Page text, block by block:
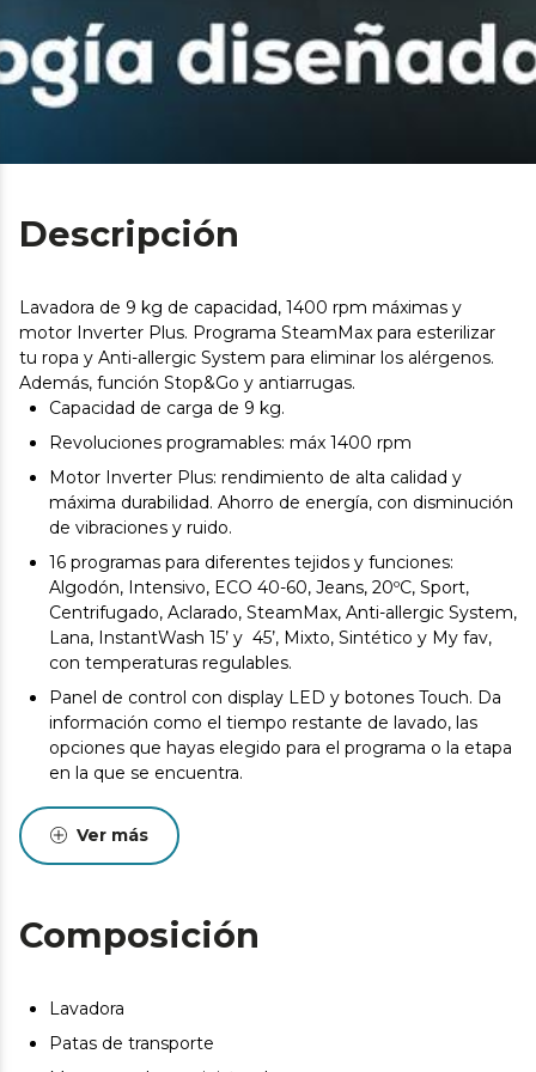
Descripción
Lavadora de 9 kg de capacidad, 1400 rpm máximas y
motor Inverter Plus. Programa SteamMax para esterilizar
tu ropa y Anti-allergic System para eliminar los alérgenos.
Además, función Stop&Go y antiarrugas.
Capacidad de carga de 9 kg.
Revoluciones programables: máx 1400 rpm
Motor Inverter Plus: rendimiento de alta calidad y
máxima durabilidad. Ahorro de energía, con disminución
de vibraciones y ruido.
16 programas para diferentes tejidos y funciones:
Algodón, Intensivo, ECO 40-60, Jeans, 20ºC, Sport,
Centrifugado, Aclarado, SteamMax, Anti-allergic System,
Lana, InstantWash 15’ y 45’, Mixto, Sintético y My fav,
con temperaturas regulables.
Panel de control con display LED y botones Touch. Da
información como el tiempo restante de lavado, las
opciones que hayas elegido para el programa o la etapa
en la que se encuentra.
Función Stop&Go: para la lavadora durante su
funcionamiento para recargarla.
DelayStart: programa la lavadora entre 0 y 24 h antes,
Programa MyFav: memoriza tu programa y
configuración más usada.
los alérgenos situados en la ropa adaptando a 60 °C de
temperatura el agua, desinfectando la ropa.
Ver más
Composición
Lavadora
Patas de transporte